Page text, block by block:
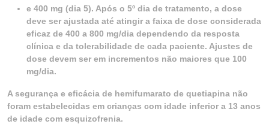
e 400 mg (dia 5). Após o 5º dia de tratamento, a dose
deve ser ajustada até atingir a faixa de dose considerada
eficaz de 400 a 800 mg/dia dependendo da resposta
clínica e da tolerabilidade de cada paciente. Ajustes de
dose devem ser em incrementos não maiores que 100
mg/dia.
A segurança e eficácia de hemifumarato de quetiapina não
foram estabelecidas em crianças com idade inferior a 13 anos
de idade com esquizofrenia.